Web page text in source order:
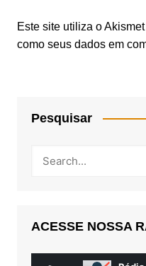
Este site utiliza o
como seus dados em
Pesquisar
ACESSE NOSSA